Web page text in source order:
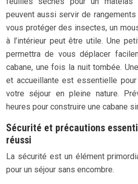
peuvent aussi servir de
vous protéger des insectes, un
à l’intérieur peut être utile. Une
permettra de vous déplacer
cabane, une fois la nuit tombée.
et accueillante est essentielle
votre séjour en pleine nature.
heures pour construire une cabane
Sécurité et précautions
réussi
La sécurité est un élément
pour un séjour sans encombre.